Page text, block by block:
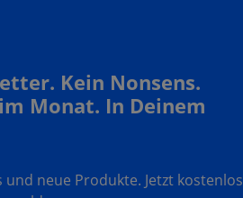
Kein Nonsens.
Monat. In Deinem
und neue Produkte. Jetzt kostenlos